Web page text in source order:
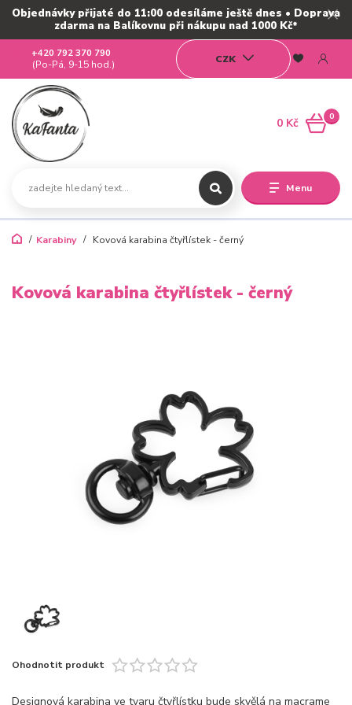
Objednávky přijaté do 11:00 odesíláme ještě dnes • Doprava
zdarma na Balíkovnu při nákupu nad 1000 Kč*
Menu
CZK
+420 792 370 790
(Po-Pá, 9-15 hod.)
0
0 Kč
Karabiny Kovová karabina čtyřlístek - černý
Kovová karabina čtyřlístek - černý
Ohodnotit produkt
Designová karabina ve tvaru čtyřlístku bude skvělá na macrame